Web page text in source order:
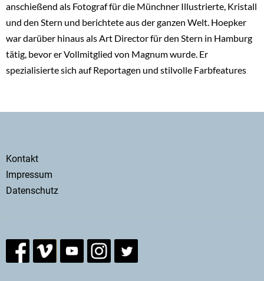
anschießend als Fotograf für die Münchner Illustrierte, Kristall
und den Stern und berichtete aus der ganzen Welt. Hoepker
war darüber hinaus als Art Director für den Stern in Hamburg
tätig, bevor er Vollmitglied von Magnum wurde. Er
spezialisierte sich auf Reportagen und stilvolle Farbfeatures
Secondary
menu
Kontakt
Impressum
Datenschutz